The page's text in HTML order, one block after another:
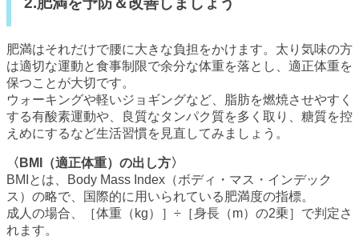
肥満はそれだけで腰に大きな負担をかけます。太り気味の方
は適切な運動と食事制限で余分な体重を落とし、適正体重を
保つことが大切です。
ウォーキングや軽いジョギングなど、脂肪を燃焼させやすく
する有酸素運動や、良質なタンパク質を多く取り、糖質を控
えめにするなど生活習慣を見直してみましょう。
〈BMI（適正体重）の出し方〉
BMIとは、Body Mass Index（ボディ・マス・インデック
ス）の略で、国際的に用いられている肥満度の指標。
成人の場合、［体重（kg）］÷［身長（m）の2乗］で判定さ
れます。